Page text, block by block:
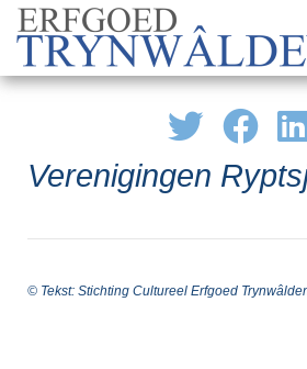
Verenigingen
© Tekst: Stichting Cultureel Erfgoed